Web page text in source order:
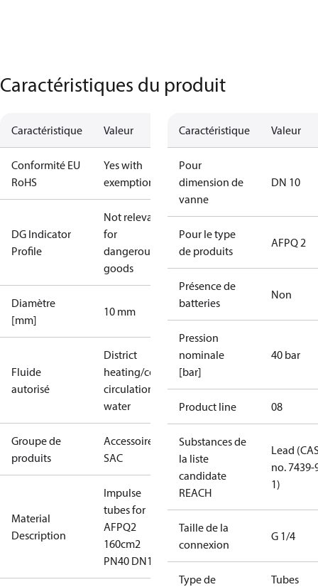
Caractéristiques du produit
Caractéristique Valeur
Conformité EU
RoHS
Yes with
exemptions
DG Indicator
Profile
Not relevant
for
dangerous
goods
Diamètre
[mm]
10 mm
Fluide
autorisé
District
heating/cooling
circulation
water
Groupe de
produits
Accessoires -
SAC
Material
Description
Impulse
tubes for
AFPQ2
160cm2
PN40 DN10
Caractéristique Valeur
Pour
dimension de
vanne
DN 10
Pour le type
de produits
AFPQ 2
Présence de
batteries
Non
Pression
nominale
[bar]
40 bar
Product line 08
Substances de
la liste
candidate
REACH
Lead
no. 7439-
1)
Taille de la
connexion
G 1/4
Type de
Tubes